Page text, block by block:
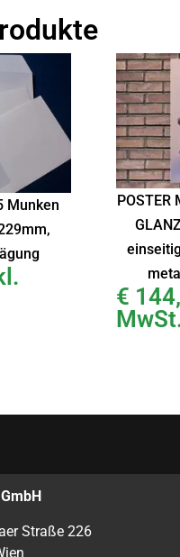
Munken
POSTER
€
Straße 226